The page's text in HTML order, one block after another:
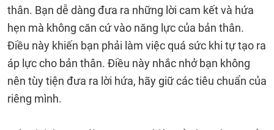
thân. Bạn dễ dàng đưa ra những lời cam kết và hứa
hẹn mà không căn cứ vào năng lực của bản thân.
Điều này khiến bạn phải làm việc quá sức khi tự tạo ra
áp lực cho bản thân. Điều này nhắc nhở bạn không
nên tùy tiện đưa ra lời hứa, hãy giữ các tiêu chuẩn của
riêng mình.